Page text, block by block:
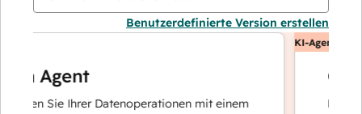
Benutzerdefinierte Version erstellen
Agent
Sie Ihrer Datenoperationen mit einem
KI-Agents
Löst